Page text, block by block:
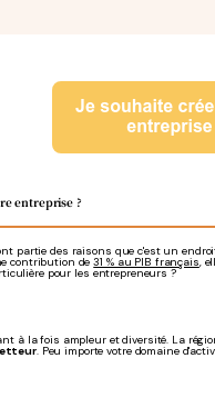
entreprise ?
partie des raisons que c'est un
contribution de31 % au PIB français,
pour les entrepreneurs ?
à la fois ampleur et diversité. La
. Peu importe votre domaine